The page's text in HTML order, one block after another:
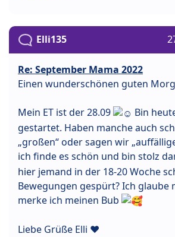
Elli135
Re: September Mama 2022
Einen wunderschönen guten
Mein ET ist der 28.09
Bin
gestartet. Haben manche auch
„großen“ oder sagen wir
ich finde es schön und bin stolz
hier jemand in der 18-20 Woche
Bewegungen gespürt? Ich glaube
merke ich meinen Bub
Liebe Grüße Elli ♥